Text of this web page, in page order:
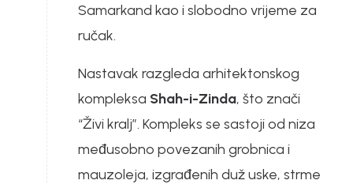
Samarkand kao i slobodno vrijeme za
ručak.
Nastavak razgleda arhitektonskog
kompleksa Shah-i-Zinda, što znači
“Živi kralj”. Kompleks se sastoji od niza
međusobno povezanih grobnica i
mauzoleja, izgrađenih duž uske, strme